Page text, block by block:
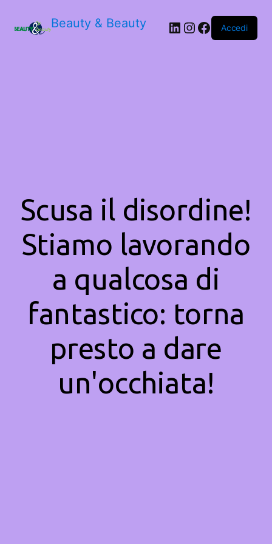
Beauty & Beauty LinkedIn
Instagram
Facebook
Accedi
Scusa il disordine!
Stiamo lavorando
a qualcosa di
fantastico: torna
presto a dare
un'occhiata!